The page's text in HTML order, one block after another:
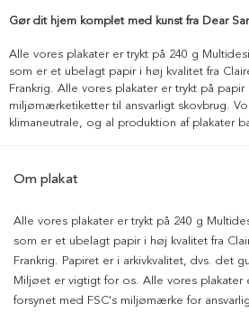
Gør dit hjem komplet med kunst fra Dear
Alle vores plakater er trykt på 240 g
som er et ubelagt papir i høj kvalitet fra
Frankrig. Alle vores plakater er trykt på papir
miljømærketiketter til ansvarligt skovbrug.
klimaneutrale, og al produktion af plakater
Om plakat
Alle vores plakater er trykt på 240 g
som er et ubelagt papir i høj kvalitet fra
Frankrig. Papiret er i arkivkvalitet, dvs. det
Miljøet er vigtigt for os. Alle vores plakater
forsynet med FSC's miljømærke for